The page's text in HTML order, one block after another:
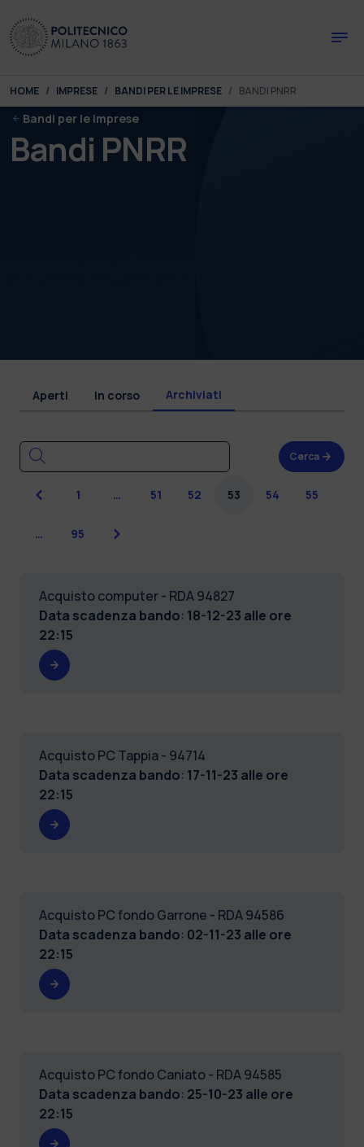
You are here:
HOME IMPRESE BANDI PER LE IMPRESE BANDI PNRR
Bandi per le imprese
Bandi PNRR
Aperti In corso Archiviati
Cerca
Precedente
1 … 51 52 53 54 55
… 95 Successiva
Acquisto computer - RDA 94827
Data scadenza bando: 18-12-23 alle ore
22:15
Acquisto PC Tappia - 94714
Data scadenza bando: 17-11-23 alle ore
22:15
Acquisto PC fondo Garrone - RDA 94586
Data scadenza bando: 02-11-23 alle ore
22:15
Acquisto PC fondo Caniato - RDA 94585
Data scadenza bando: 25-10-23 alle ore
22:15